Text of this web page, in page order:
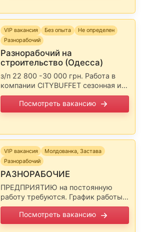
VIP вакансия Без опыта
Не определен
Разнорабочий
Разнорабочий на
строительство (Одесса)
з/п 22 800 -30 000 грн. Работа в
компании CITYBUFFET сезонная и
круглогодичная На все вакансии
предоставляется общежитие и
бесплатное питание. Запись на
Посмотреть вакансию
VIP вакансия
Молдованка, Застава
Разнорабочий
РАЗНОРАБОЧИЕ
ПРЕДПРИЯТИЮ на постоянную
работу требуются. График работы
сменный. Заработная плата
обсуждается при собеседовании.
Район завода « ШУСТОВ»
Посмотреть вакансию